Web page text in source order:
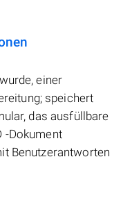
einer
speichert
das ausfüllbare
-Dokument
Benutzerantworten